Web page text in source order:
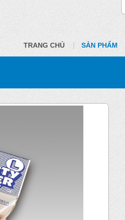
TRANG CHỦ SẢN PHẨM